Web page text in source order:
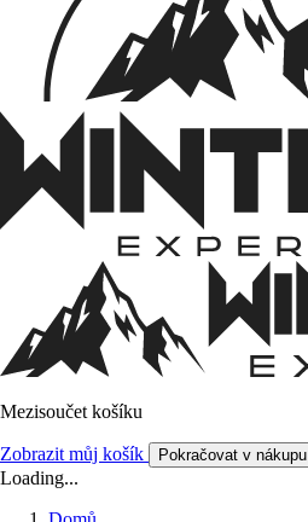
Mezisoučet košíku
Zobrazit můj košík Pokračovat v nákupu
Loading...